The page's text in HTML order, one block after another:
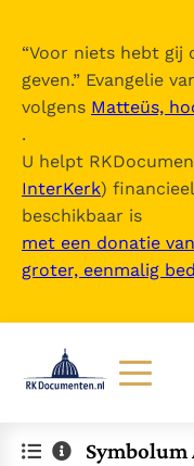
“Voor niets hebt gij
geven.” Evangelie
volgens Matteüs,
.
U helpt
InterKerk)
beschikbaar is
met een donatie
groter, eenmalig
Documenten